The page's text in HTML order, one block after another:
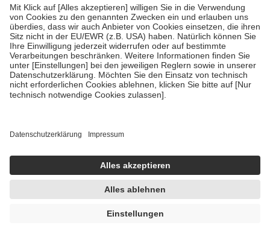
Verordnung.
Um das Engagement der Versicherten für ihre eigene Gesundheit zu
stärken und die besondere Stellung der Familie zu unterstützen,
fallenkeine Zuzahlungenan bei:
• Kindern und Jugendlichen bis zum vollendeten 18. Lebensjahr
mit Ausnahme der Fahrkosten
• Untersuchungen zur Vorsorge und Früherkennung, die von der
GKV getragen werden
Einholung von Bewertungen. Trusted Shops hat Maßnahmen
getroffen, um sicherzustellen, dass es sich um echte Bewertungen
handelt. Mehr Informationen findest du hier:
https://help.etrusted.com/hc/de/articles/4419944605341